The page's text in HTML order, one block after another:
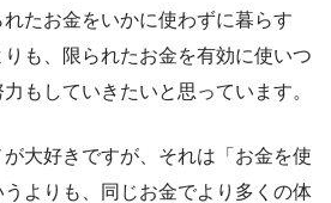
たお金をいかに使わずに暮らす
も、限られたお金を有効に使いつ
もしていきたいと思っています。
大好きですが、それは「お金を使
よりも、同じお金でより多くの体